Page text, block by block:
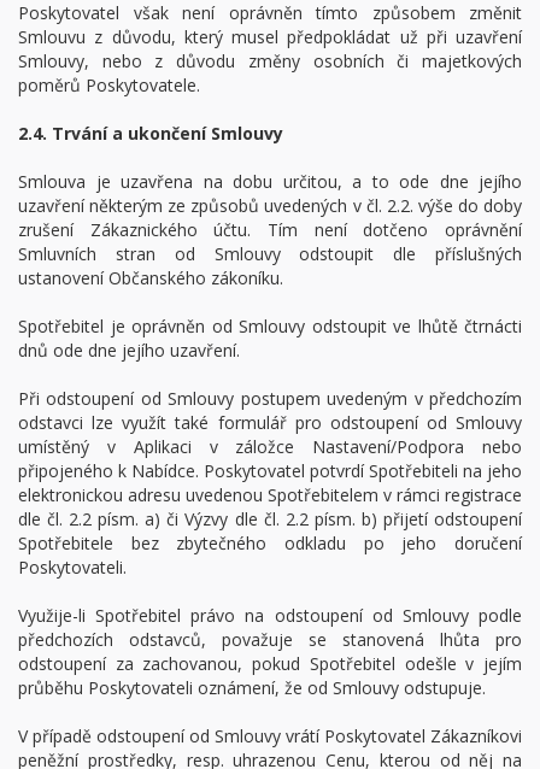
Poskytovatel však není oprávněn tímto způsobem změnit
Smlouvu z důvodu, který musel předpokládat už při uzavření
Smlouvy, nebo z důvodu změny osobních či majetkových
poměrů Poskytovatele.
2.4. Trvání a ukončení Smlouvy
Smlouva je uzavřena na dobu určitou, a to ode dne jejího
uzavření některým ze způsobů uvedených v čl. 2.2. výše do doby
zrušení Zákaznického účtu. Tím není dotčeno oprávnění
Smluvních stran od Smlouvy odstoupit dle příslušných
ustanovení Občanského zákoníku.
Spotřebitel je oprávněn od Smlouvy odstoupit ve lhůtě čtrnácti
dnů ode dne jejího uzavření.
Při odstoupení od Smlouvy postupem uvedeným v předchozím
odstavci lze využít také formulář pro odstoupení od Smlouvy
umístěný v Aplikaci v záložce Nastavení/Podpora nebo
připojeného k Nabídce. Poskytovatel potvrdí Spotřebiteli na jeho
elektronickou adresu uvedenou Spotřebitelem v rámci registrace
dle čl. 2.2 písm. a) či Výzvy dle čl. 2.2 písm. b) přijetí odstoupení
Spotřebitele bez zbytečného odkladu po jeho doručení
Poskytovateli.
Využije-li Spotřebitel právo na odstoupení od Smlouvy podle
předchozích odstavců, považuje se stanovená lhůta pro
odstoupení za zachovanou, pokud Spotřebitel odešle v jejím
průběhu Poskytovateli oznámení, že od Smlouvy odstupuje.
V případě odstoupení od Smlouvy vrátí Poskytovatel Zákazníkovi
peněžní prostředky, resp. uhrazenou Cenu, kterou od něj na